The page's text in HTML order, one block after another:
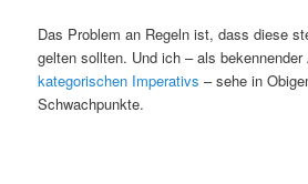
Das Problem an Regeln ist, dass diese
gelten sollten. Und ich – als bekennender
kategorischen Imperativs – sehe in
Schwachpunkte.